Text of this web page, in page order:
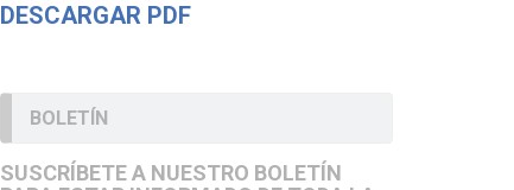
DESCARGAR PDF
BOLETÍN
SUSCRÍBETE A NUESTRO BOLETÍN